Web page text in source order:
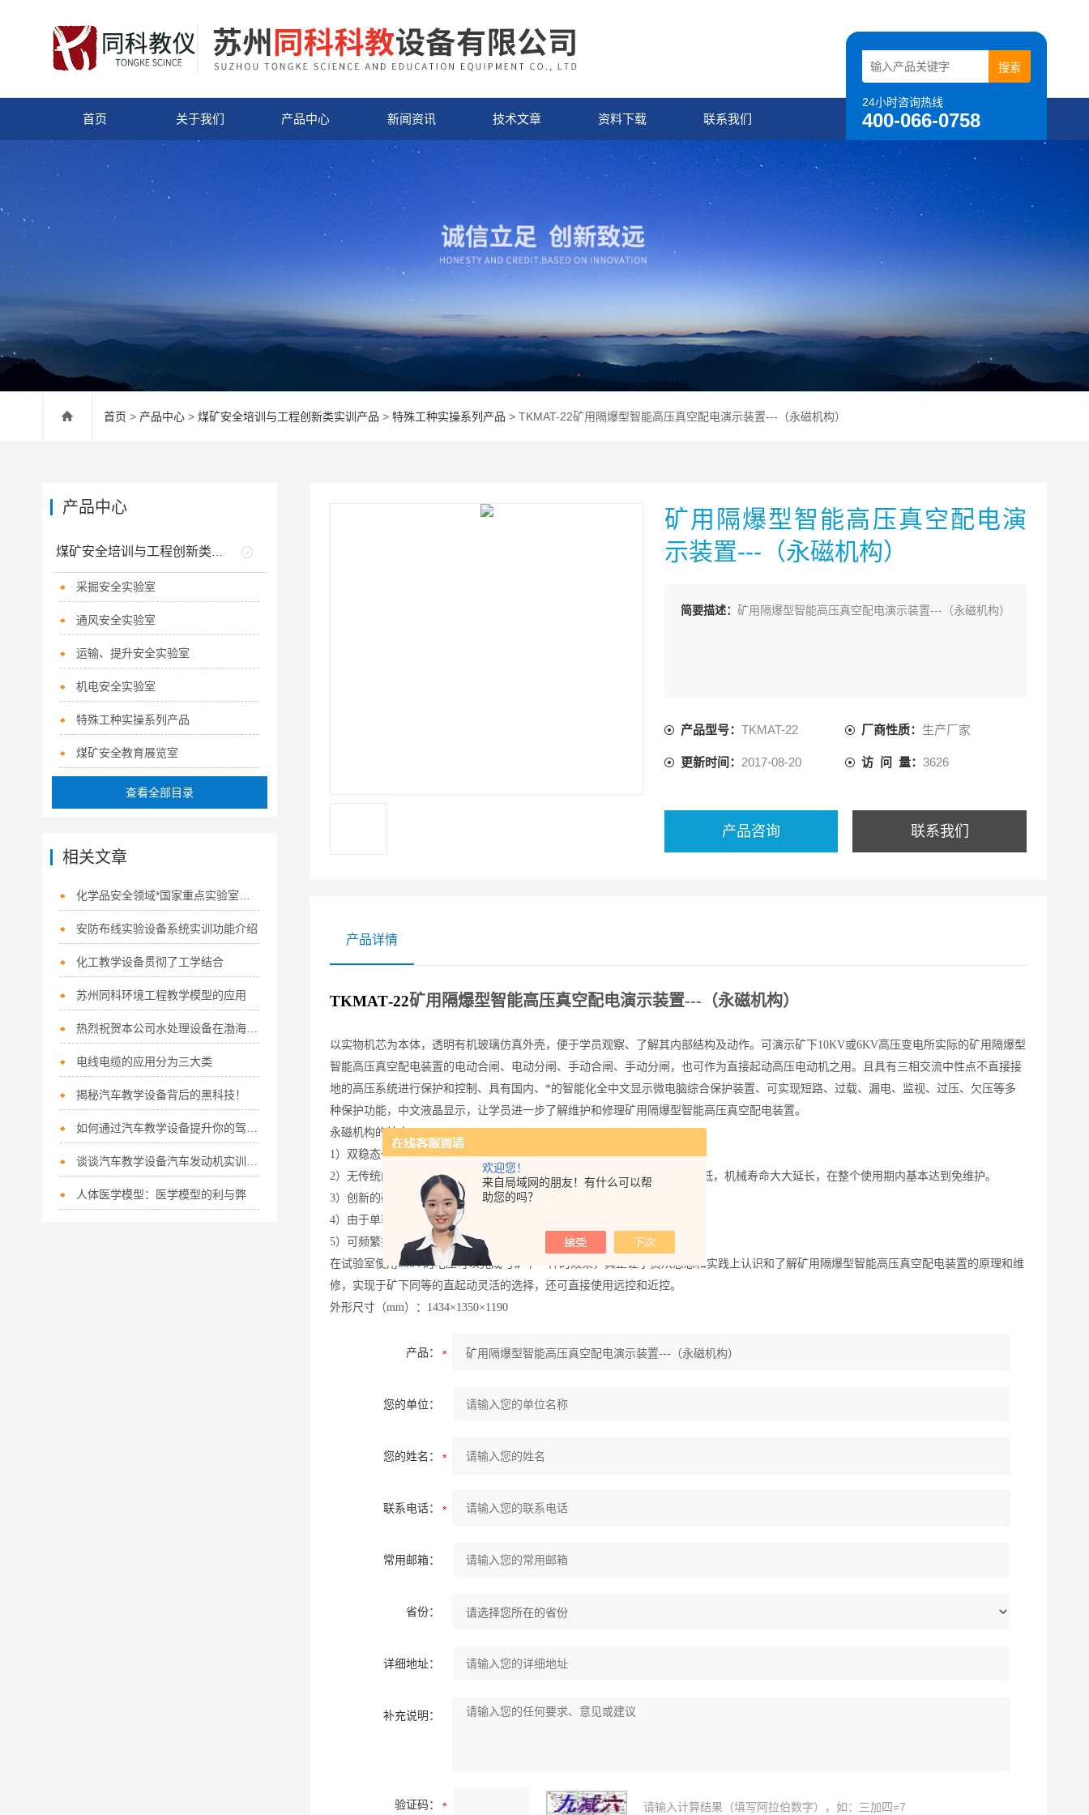
欢迎您！
来自局域网的朋友！有什么可以帮
助您的吗？
24小时咨询热线
400-066-0758
首页 关于我们 产品中心 新闻资讯 技术文章 资料下载 联系我们
首页 > 产品中心 > 煤矿安全培训与工程创新类实训产品 > 特殊工种实操系列产品 > TKMAT-22矿用隔爆型智能高压真空配电演示装置---（永磁机构）
矿用隔爆型智能高压真空配电演
示装置---（永磁机构）
简要描述： 矿用隔爆型智能高压真空配电演示装置---（永磁机构）
产品型号： TKMAT-22 厂商性质： 生产厂家
更新时间： 2017-08-20 访 问 量：3626
产品咨询 联系我们
产品详情
TKMAT-22矿用隔爆型智能高压真空配电演示装置---（永磁机构）
以实物机芯为本体，透明有机玻璃仿真外壳，便于学员观察、了解其内部结构及动作。可演示矿下10KV或6KV高压变电所实际的矿用隔爆型
智能高压真空配电装置的电动合闸、电动分闸、手动合闸、手动分闸，也可作为直接起动高压电动机之用。且具有三相交流中性点不直接接
地的高压系统进行保护和控制、具有国内、*的智能化全中文显示微电脑综合保护装置、可实现短路、过载、漏电、监视、过压、欠压等多
种保护功能，中文液晶显示，让学员进一步了解维护和修理矿用隔爆型智能高压真空配电装置。
永磁机构的特点：
1）双稳态一体化设计，单轴直动，操作方便。
2）无传统的连杆/凸轮等部件，操作十分直接，故较弹簧机构故障率大大降低，机械寿命大大延长，在整个使用期内基本达到免维护。
3）创新的磁路设计，增强了合闸保持力，减少驱动电流，节能*。
4）由于单轴直接驱动，具有良好的三相同期性。
5）可频繁操作开断额定电流。
在试验室使用380V的电压可以完成与矿下一样的效果，真正让学员从思想和实践上认识和了解矿用隔爆型智能高压真空配电装置的原理和维
修，实现于矿下同等的直起动灵活的选择，还可直接使用远控和近控。
外形尺寸（mm）：1434×1350×1190
产品：
您的单位：
您的姓名：
联系电话：
常用邮箱：
省份：
详细地址：
补充说明：
验证码： 请输入计算结果（填写阿拉伯数字），如：三加四=7
产品中心
采掘安全实验室
通风安全实验室
运输、提升安全实验室
机电安全实验室
特殊工种实操系列产品
煤矿安全教育展览室
查看全部目录
相关文章
安防布线实验设备系统实训功能介绍
化工教学设备贯彻了工学结合
苏州同科环境工程教学模型的应用
热烈祝贺本公司水处理设备在渤海大学中标
电线电缆的应用分为三大类
揭秘汽车教学设备背后的黑科技！
人体医学模型：医学模型的利与弊